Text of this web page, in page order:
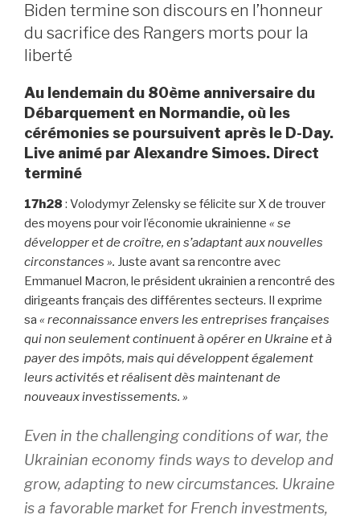
Biden termine son discours en l’honneur
du sacrifice des Rangers morts pour la
liberté
Au lendemain du 80ème anniversaire du
Débarquement en Normandie, où les
cérémonies se poursuivent après le D-Day.
Live animé par Alexandre Simoes. Direct
terminé
17h28 : Volodymyr Zelensky se félicite sur X de trouver
des moyens pour voir l’économie ukrainienne « se
développer et de croître, en s’adaptant aux nouvelles
circonstances ». Juste avant sa rencontre avec
Emmanuel Macron, le président ukrainien a rencontré des
dirigeants français des différentes secteurs. Il exprime
sa « reconnaissance envers les entreprises françaises
qui non seulement continuent à opérer en Ukraine et à
payer des impôts, mais qui développent également
leurs activités et réalisent dès maintenant de
nouveaux investissements. »
Even in the challenging conditions of war, the
Ukrainian economy finds ways to develop and
grow, adapting to new circumstances. Ukraine
is a favorable market for French investments,